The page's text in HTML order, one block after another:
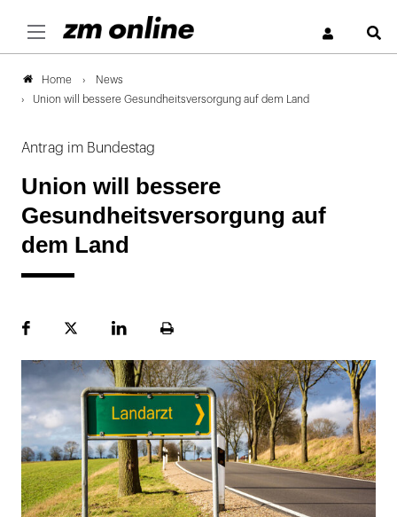
Home
News
Union will bessere Gesundheitsversorgung auf dem Land
Antrag im Bundestag
Union will bessere
Gesundheitsversorgung auf
dem Land
FacebookPlattformLinekdInSeite